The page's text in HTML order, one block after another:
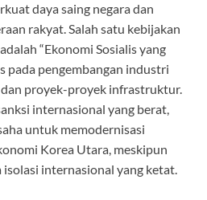
daya saing negara dan
rakyat. Salah satu kebijakan
“Ekonomi Sosialis yang
pada pengembangan industri
proyek-proyek infrastruktur.
internasional yang berat,
untuk memodernisasi
Korea Utara, meskipun
internasional yang ketat.